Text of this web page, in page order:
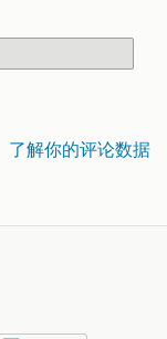
了解你的评论数据